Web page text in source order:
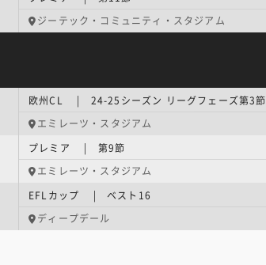
ジーテック・コミュニティ・スタジアム
欧州CL | 24-25シーズン リーグフェーズ第3節
エミレーツ・スタジアム
プレミア | 第9節
エミレーツ・スタジアム
EFLカップ | ベスト16
ディープデール